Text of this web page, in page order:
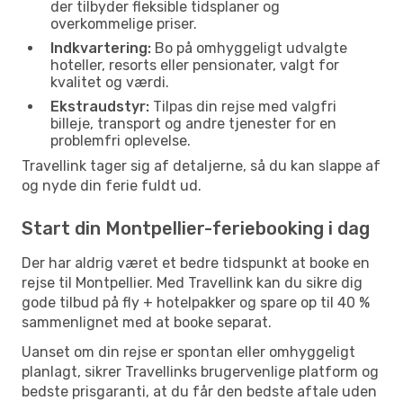
der tilbyder fleksible tidsplaner og
overkommelige priser.
Indkvartering: Bo på omhyggeligt udvalgte
hoteller, resorts eller pensionater, valgt for
kvalitet og værdi.
Ekstraudstyr: Tilpas din rejse med valgfri
billeje, transport og andre tjenester for en
problemfri oplevelse.
Travellink tager sig af detaljerne, så du kan slappe af
og nyde din ferie fuldt ud.
Start din Montpellier-feriebooking i dag
Der har aldrig været et bedre tidspunkt at booke en
rejse til Montpellier. Med Travellink kan du sikre dig
gode tilbud på fly + hotelpakker og spare op til 40 %
sammenlignet med at booke separat.
Uanset om din rejse er spontan eller omhyggeligt
planlagt, sikrer Travellinks brugervenlige platform og
bedste prisgaranti, at du får den bedste aftale uden